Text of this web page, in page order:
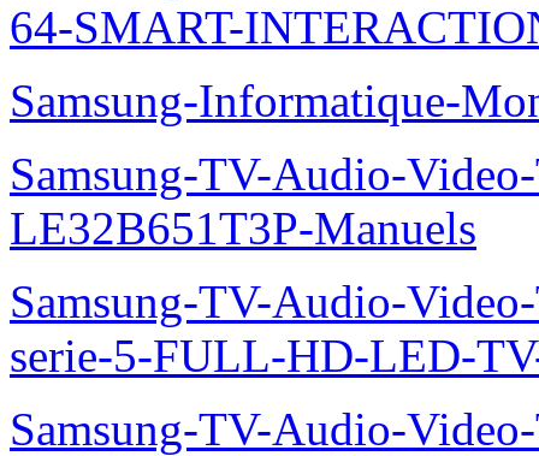
64-SMART-
Samsung-Informatique-
Samsung-TV-Audio-
LE32B651T3P-Manuels
Samsung-TV-Audio-
serie-5-FULL-HD-LED-
Samsung-TV-Audio-